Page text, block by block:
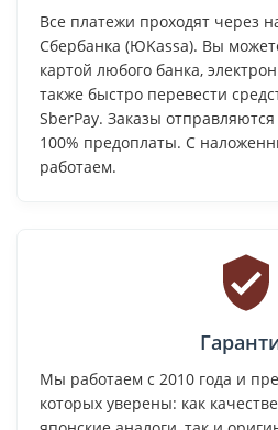
Все платежи проходят через
Сбербанка (ЮKassa). Вы
картой любого банка,
также быстро перевести
SberPay. Заказы отправляются
100% предоплаты. С
работаем.
Мы работаем с 2010 года и
которых уверены: как